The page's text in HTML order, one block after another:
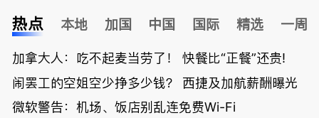
热点 本地 加国 中国 国际 精选 一周
加拿大人：吃不起麦当劳了！ 快餐比“正餐”还贵!
闹罢工的空姐空少挣多少钱？ 西捷及加航薪酬曝光
微软警告：机场、饭店别乱连免费Wi-Fi